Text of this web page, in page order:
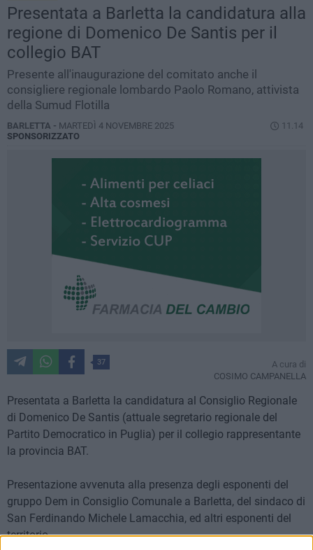
Presentata a Barletta la candidatura alla
regione di Domenico De Santis per il
collegio BAT
Presente all'inaugurazione del comitato anche il
consigliere regionale lombardo Paolo Romano, attivista
della Sumud Flotilla
BARLETTA - MARTEDÌ 4 NOVEMBRE 2025
11.14
SPONSORIZZATO
37
A cura di
COSIMO CAMPANELLA
Presentata a Barletta la candidatura al Consiglio Regionale
di Domenico De Santis (attuale segretario regionale del
Partito Democratico in Puglia) per il collegio rappresentante
la provincia BAT.
Presentazione avvenuta alla presenza degli esponenti del
gruppo Dem in Consiglio Comunale a Barletta, del sindaco di
San Ferdinando Michele Lamacchia, ed altri esponenti del
territorio.